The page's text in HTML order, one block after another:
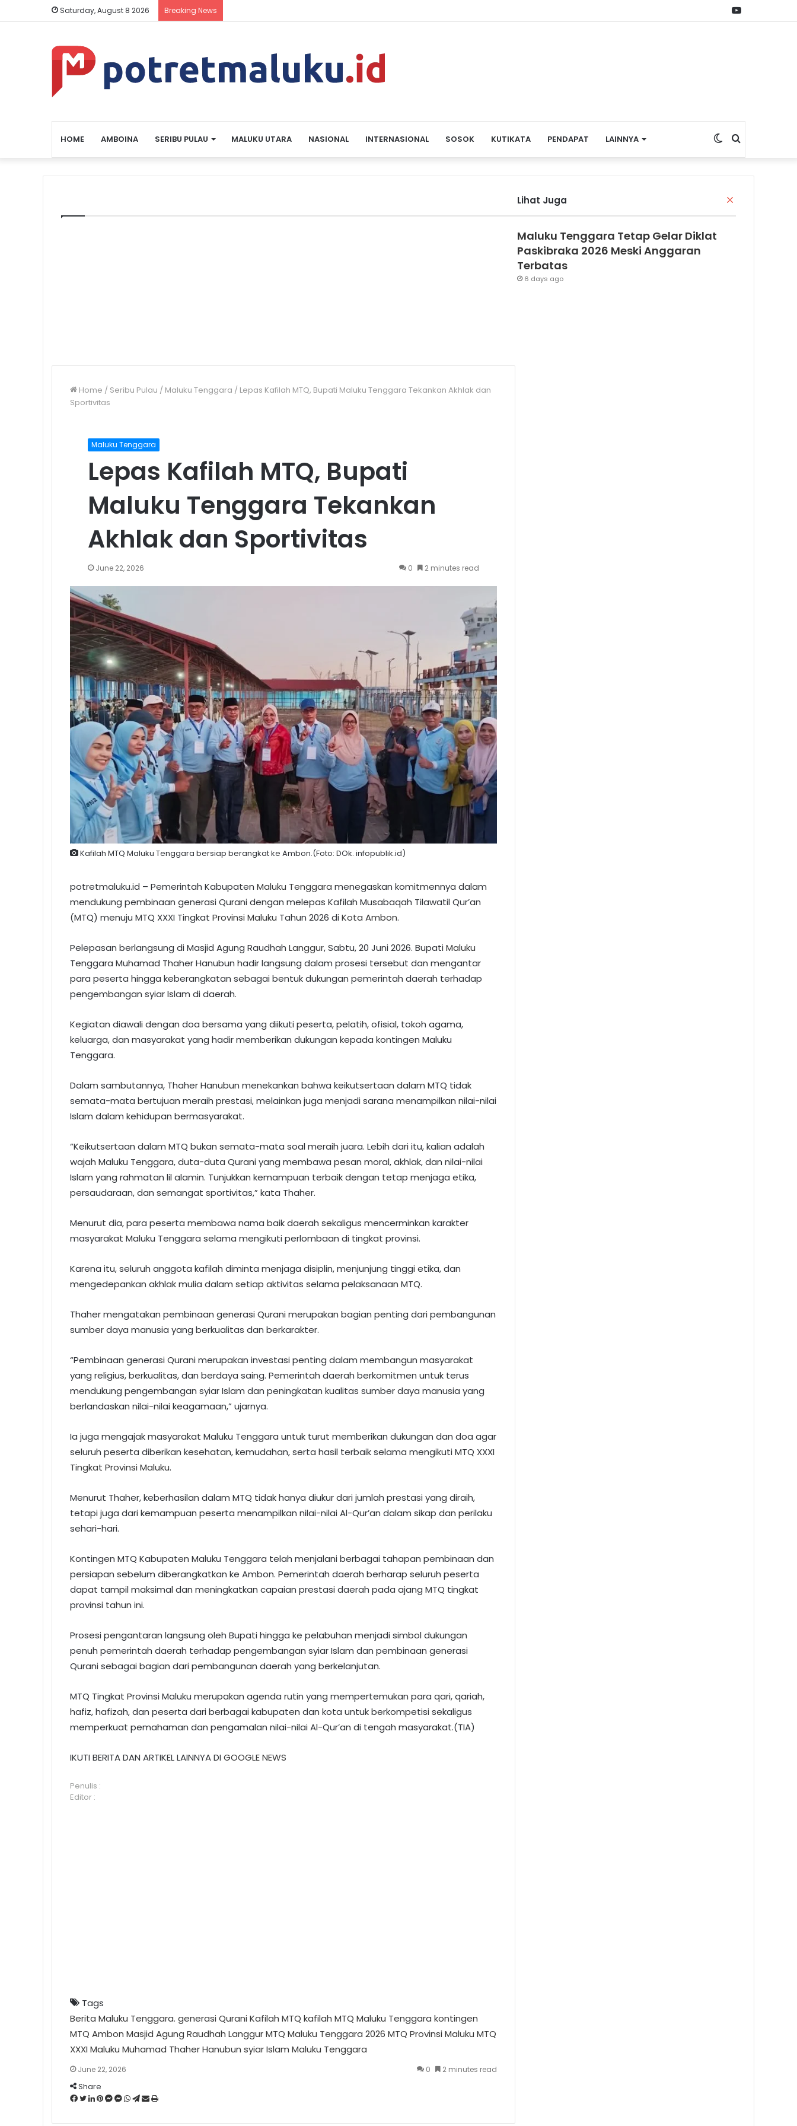
Saturday, August 8 2026 Breaking News
HOME AMBOINA SERIBU PULAU MALUKU UTARA NASIONAL INTERNASIONAL SOSOK KUTIKATA PENDAPAT LAINNYA Search
for
Switch
skin
Home / Seribu Pulau / Maluku Tenggara / Lepas Kafilah MTQ, Bupati Maluku Tenggara Tekankan Akhlak dan
Sportivitas
Maluku Tenggara
Lepas Kafilah MTQ, Bupati
Maluku Tenggara Tekankan
Akhlak dan Sportivitas
June 22, 2026 0 2 minutes read
Kafilah MTQ Maluku Tenggara bersiap berangkat ke Ambon.(Foto: DOk. infopublik.id)
potretmaluku.id – Pemerintah Kabupaten Maluku Tenggara menegaskan komitmennya dalam
mendukung pembinaan generasi Qurani dengan melepas Kafilah Musabaqah Tilawatil Qur’an
(MTQ) menuju MTQ XXXI Tingkat Provinsi Maluku Tahun 2026 diKota Ambon.
Pelepasan berlangsung di Masjid Agung Raudhah Langgur, Sabtu, 20 Juni 2026. BupatiMaluku
Tenggara Muhamad Thaher Hanubun hadir langsung dalam prosesi tersebut dan mengantar
para peserta hingga keberangkatan sebagai bentuk dukungan pemerintah daerah terhadap
pengembangan syiar Islam di daerah.
Kegiatan diawali dengan doa bersama yang diikuti peserta, pelatih, ofisial, tokoh agama,
keluarga, dan masyarakat yang hadir memberikan dukungan kepada kontingen Maluku
Tenggara.
Dalam sambutannya, Thaher Hanubun menekankan bahwa keikutsertaan dalam MTQ tidak
semata-mata bertujuan meraih prestasi, melainkan juga menjadi sarana menampilkan nilai-nilai
Islam dalam kehidupan bermasyarakat.
“Keikutsertaan dalam MTQ bukan semata-mata soal meraih juara. Lebih dari itu, kalian adalah
wajah Maluku Tenggara, duta-duta Qurani yang membawa pesan moral, akhlak, dan nilai-nilai
Islam yang rahmatan lil alamin. Tunjukkan kemampuan terbaik dengan tetap menjaga etika,
persaudaraan, dan semangat sportivitas,” kata Thaher.
Menurut dia, para peserta membawa nama baik daerah sekaligus mencerminkan karakter
masyarakat Maluku Tenggara selama mengikuti perlombaan di tingkat provinsi.
Karena itu, seluruh anggota kafilah diminta menjaga disiplin, menjunjung tinggi etika, dan
mengedepankan akhlak mulia dalam setiap aktivitas selama pelaksanaan MTQ.
Thaher mengatakan pembinaan generasi Qurani merupakan bagian penting dari pembangunan
sumber daya manusia yang berkualitas dan berkarakter.
“Pembinaan generasi Qurani merupakan investasi penting dalam membangun masyarakat
yang religius, berkualitas, dan berdaya saing. Pemerintah daerah berkomitmen untuk terus
mendukung pengembangan syiar Islam dan peningkatan kualitas sumber daya manusia yang
berlandaskan nilai-nilai keagamaan,” ujarnya.
Ia juga mengajak masyarakat Maluku Tenggara untuk turut memberikan dukungan dan doa agar
seluruh peserta diberikan kesehatan, kemudahan, serta hasil terbaik selama mengikuti MTQ XXXI
Tingkat Provinsi Maluku.
Menurut Thaher, keberhasilan dalam MTQ tidak hanya diukur dari jumlah prestasi yang diraih,
tetapi juga dari kemampuan peserta menampilkan nilai-nilai Al-Qur’an dalam sikap dan perilaku
sehari-hari.
Kontingen MTQ Kabupaten Maluku Tenggara telah menjalani berbagai tahapan pembinaan dan
persiapan sebelum diberangkatkan ke Ambon. Pemerintah daerah berharap seluruh peserta
dapat tampil maksimal dan meningkatkan capaian prestasi daerah pada ajang MTQ tingkat
provinsi tahun ini.
Prosesi pengantaran langsung oleh Bupati hingga ke pelabuhan menjadi simbol dukungan
penuh pemerintah daerah terhadap pengembangan syiar Islam dan pembinaan generasi
Qurani sebagai bagian dari pembangunan daerah yang berkelanjutan.
MTQ Tingkat Provinsi Maluku merupakan agenda rutin yang mempertemukan para qari, qariah,
hafiz, hafizah, dan peserta dari berbagai kabupaten dan kota untuk berkompetisi sekaligus
memperkuat pemahaman dan pengamalan nilai-nilai Al-Qur’an di tengah masyarakat.(TIA)
IKUTI BERITA DAN ARTIKEL LAINNYA DIGOOGLE NEWS
Penulis :
Editor :
Tags
Berita Maluku Tenggara. generasi Qurani Kafilah MTQ kafilah MTQ Maluku Tenggara kontingen
MTQ Ambon Masjid Agung Raudhah LanggurMTQ Maluku Tenggara 2026 MTQ Provinsi Maluku MTQ
XXXI Maluku Muhamad Thaher Hanubun syiar Islam Maluku Tenggara
June 22, 2026 0 2 minutes read
Share
F T L P M MWT S
Lihat Juga
Maluku Tenggara Tetap Gelar Diklat
Paskibraka 2026 Meski Anggaran
Terbatas
6 days ago